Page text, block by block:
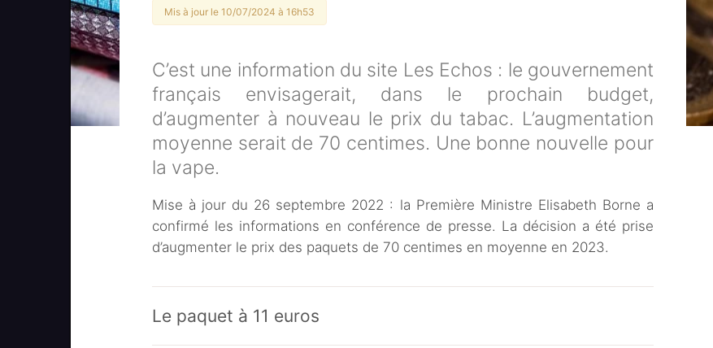
Mis à jour le 10/07/2024 à 16h53
C’est une information du site Les Echos : le gouvernement
français envisagerait, dans le prochain budget,
d’augmenter à nouveau le prix du tabac. L’augmentation
moyenne serait de 70 centimes. Une bonne nouvelle pour
la vape.
Mise à jour du 26 septembre 2022 : la Première Ministre Elisabeth Borne a
confirmé les informations en conférence de presse. La décision a été prise
d’augmenter le prix des paquets de 70 centimes en moyenne en 2023.
Le paquet à 11 euros